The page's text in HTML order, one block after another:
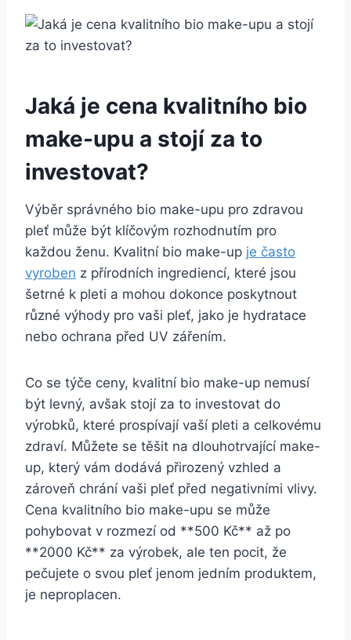
Jaká je cena kvalitního‌ bio
make-upu a stojí za to
investovat?
Výběr‍ správného‌ bio make-upu pro zdravou
pleť může být klíčovým ‍rozhodnutím pro⁣
každou ženu. ⁢Kvalitní ‌bio ⁢make-up je ⁤často
vyroben z přírodních ingrediencí, které jsou⁢
šetrné⁢ k pleti‍ a mohou dokonce ​poskytnout
různé výhody pro vaši pleť,‌ jako je⁣ hydratace
nebo ochrana před⁢ UV‍ zářením.
Co se týče ceny, ‌kvalitní bio make-up nemusí⁢
být ‌levný, ⁢avšak stojí za to investovat do
výrobků, ⁤které ⁢prospívají vaší pleti‌ a celkovému
zdraví. Můžete se těšit na dlouhotrvající make-
up, který vám dodává přirozený vzhled ⁣a
zároveň chrání vaši‌ pleť před negativními vlivy.
Cena kvalitního bio ⁤make-upu se může
pohybovat v rozmezí⁢ od **500 Kč** až po
**2000 Kč** za výrobek, ale ten pocit, že
pečujete o svou pleť jenom ⁣jedním produktem,
⁤je neproplacen.